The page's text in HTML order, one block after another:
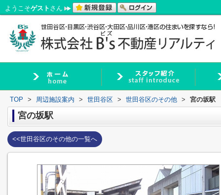
ようこそゲスト さん
TOP > 周辺施設案内 > 世田谷区 > 世田谷区のその他 > 宮の坂駅
宮の坂駅
<<世田谷区のその他の一覧へ